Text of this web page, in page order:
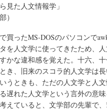
見た人文情報学」
）
買ったMS-DOSのパソコンで
を人文学に使ってきたため、
かな違和感を覚えた。十六、
き、旧来のスコラ的人文学は
うときも、ただの人文学と人
遅れた人文学という言外の意
えていると、文学部の先輩で